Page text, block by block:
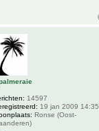
14597
19 jan 2009 14:35
Ronse (Oost-